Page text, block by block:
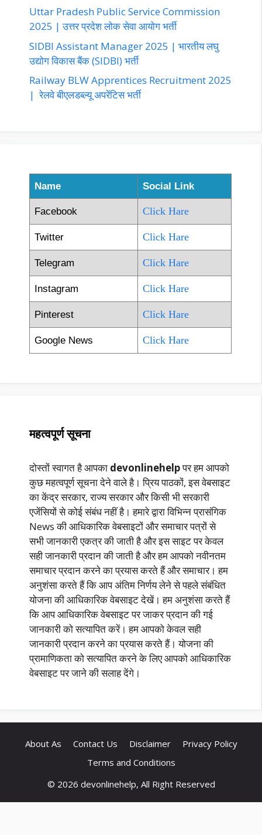
Uttar Pradesh Public Service Commission
2025 | उत्तर प्रदेश लोक सेवा आयोग भर्ती
SIDBI Assistant Manager 2025 | भारतीय लघु
उद्योग विकास बैंक (SIDBI) भर्ती
Railway BLW Apprentices Recruitment 2025
| रेलवे बीएलडब्ल्यू अपरेंटिस भर्ती
Name Social Link
Facebook Click Hare
Twitter Click Hare
Telegram Click Hare
Instagram Click Hare
Pinterest Click Hare
Google News Click Hare
महत्वपूर्ण सूचना
दोस्तों स्वागत है आपका devonlinehelpपर हम आपको
कुछ महत्वपूर्ण सूचना देने वाले है। प्रिय पाठकों, इस वेबसाइट
का केंद्र सरकार, राज्य सरकार और किसी भी सरकारी
एजेंसियों से कोई संबंध नहीं है। हमारे द्वारा विभिन्न प्रासंगिक
News की आधिकारिक वेबसाइटों और समाचार पत्रों से
सभी जानकारी एकत्र की जाती है और इस साइट पर केवल
सही जानकारी प्रदान की जाती है और हम आपको नवीनतम
समाचार प्रदान करने का प्रयास करते हैं और समाचार। हम
अनुशंसा करते हैं कि आप अंतिम निर्णय लेने से पहले संबंधित
योजना की आधिकारिक वेबसाइट देखें। हम अनुशंसा करते हैं
कि आप आधिकारिक वेबसाइट पर जाकर प्रदान की गई
जानकारी को सत्यापित करें। हम आपको केवल सही
जानकारी प्रदान करने का प्रयास करते हैं। योजना की
प्रामाणिकता को सत्यापित करने के लिए आपको आधिकारिक
वेबसाइट पर जाने की सलाह देंगे।
About As Contact Us Disclaimer
Privacy Policy
Terms and Conditions
© 2026 devonlinehelp, All Right Reserved